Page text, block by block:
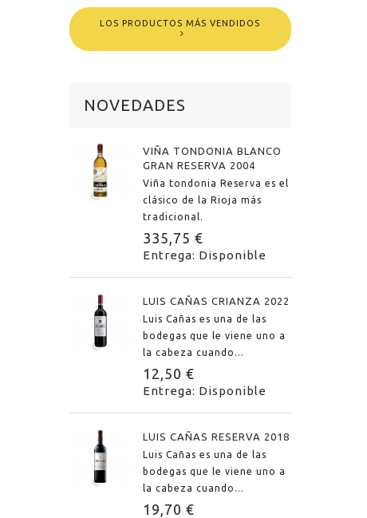
LOS PRODUCTOS MÁS VENDIDOS
NOVEDADES
VIÑA TONDONIA BLANCO
GRAN RESERVA 2004
Viña tondonia Reserva es el
clásico de la Rioja más
tradicional.
335,75 €
Entrega: Disponible
LUIS CAÑAS CRIANZA 2022
Luis Cañas es una de las
bodegas que le viene uno a
la cabeza cuando...
12,50 €
Entrega: Disponible
LUIS CAÑAS RESERVA 2018
Luis Cañas es una de las
bodegas que le viene uno a
la cabeza cuando...
19,70 €